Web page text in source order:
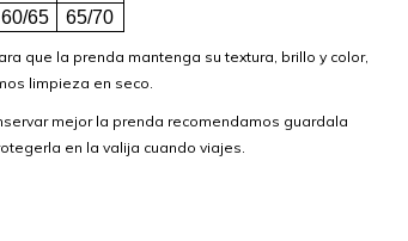
60/65 65/70
que la prenda mantenga su textura, brillo y color,
limpieza en seco.
mejor la prenda recomendamos guardala
en la valija cuando viajes.